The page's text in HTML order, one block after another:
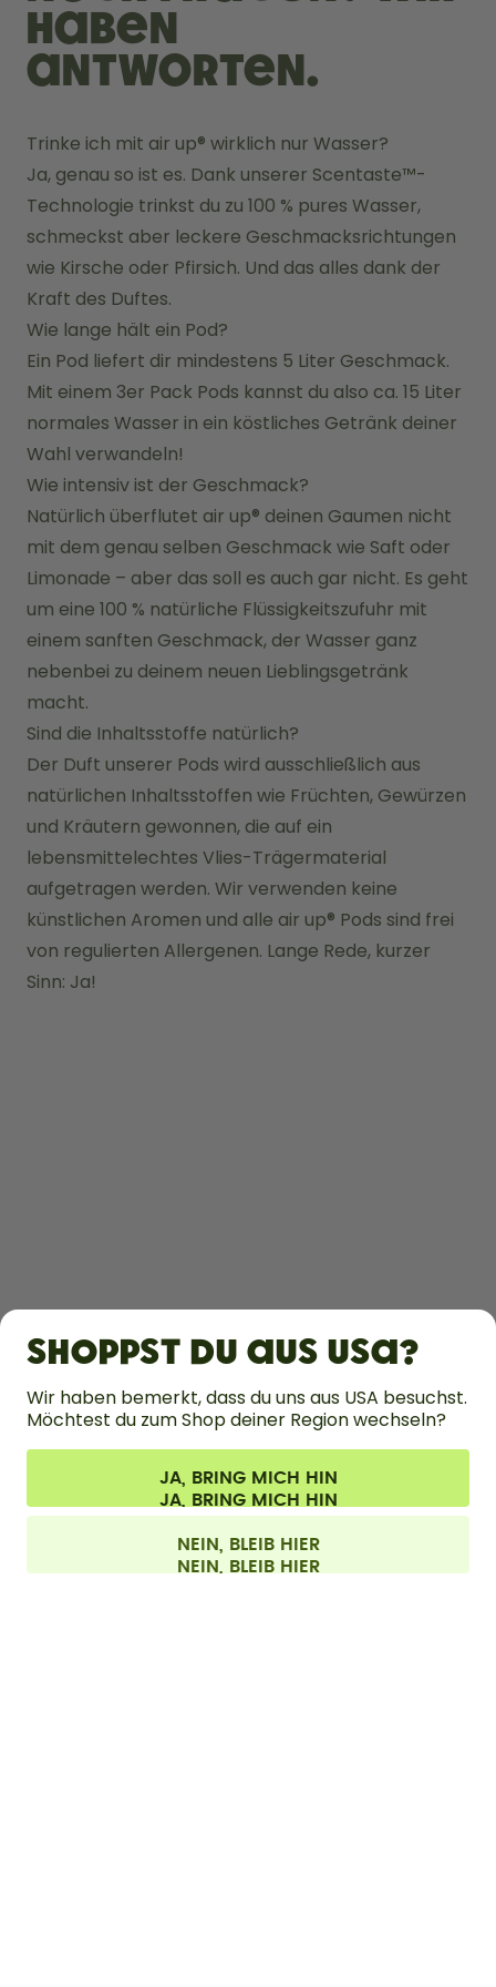
haben
Antworten.
Trinke ich mit air up® wirklich nur Wasser?
Ja, genau so ist es. Dank unserer Scentaste™-
Technologie trinkst du zu 100 % pures Wasser,
schmeckst aber leckere Geschmacksrichtungen
wie Kirsche oder Pfirsich. Und das alles dank der
Kraft des Duftes.
Wie lange hält ein Pod?
Ein Pod liefert dir mindestens 5 Liter Geschmack.
Mit einem 3er Pack Pods kannst du also ca. 15 Liter
normales Wasser in ein köstliches Getränk deiner
Wahl verwandeln!
Wie intensiv ist der Geschmack?
Natürlich überflutet air up® deinen Gaumen nicht
mit dem genau selben Geschmack wie Saft oder
Limonade – aber das soll es auch gar nicht. Es geht
um eine 100 % natürliche Flüssigkeitszufuhr mit
einem sanften Geschmack, der Wasser ganz
nebenbei zu deinem neuen Lieblingsgetränk
macht.
Sind die Inhaltsstoffe natürlich?
Der Duft unserer Pods wird ausschließlich aus
natürlichen Inhaltsstoffen wie Früchten, Gewürzen
und Kräutern gewonnen, die auf ein
lebensmittelechtes Vlies-Trägermaterial
aufgetragen werden. Wir verwenden keine
künstlichen Aromen und alle air up® Pods sind frei
von regulierten Allergenen. Lange Rede, kurzer
Sinn: Ja!
HILFE
KONTAKT
Cookie-Einstellungen AGB Datenschutz
Vertrag widerrufen
Alle Preise sind inklusive Mehrwertsteuer und zzgl. Versandkosten.
Shoppst du aus USA?
Wir haben bemerkt, dass du uns aus USA besuchst.
Möchtest du zum Shop deiner Region wechseln?
JA, BRING MICH HIN
NEIN, BLEIB HIER